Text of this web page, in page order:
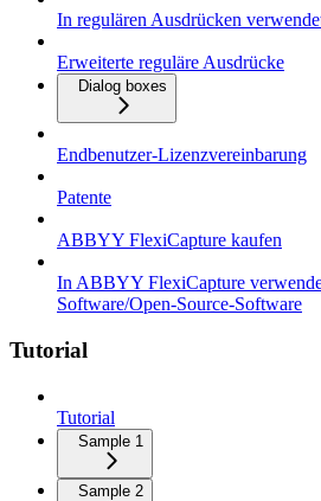
In regulären Ausdrücken
Erweiterte reguläre Ausdrücke
Dialog boxes
Endbenutzer-Lizenzvereinbarung
Patente
ABBYY FlexiCapture kaufen
In ABBYY FlexiCapture
Software/Open-Source-Software
Tutorial
Tutorial
Sample 1
Sample 2